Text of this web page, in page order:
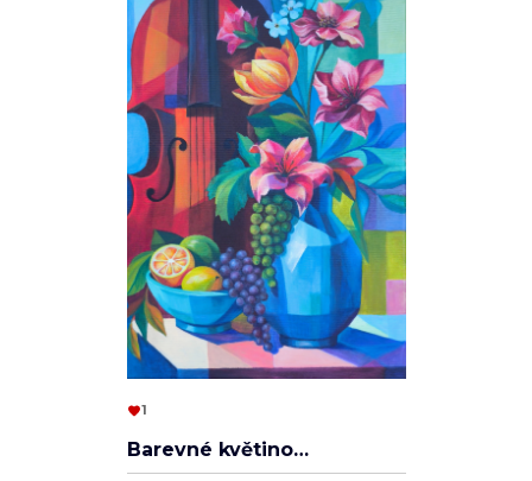
1
Barevné květinové zátiší s violoncellem